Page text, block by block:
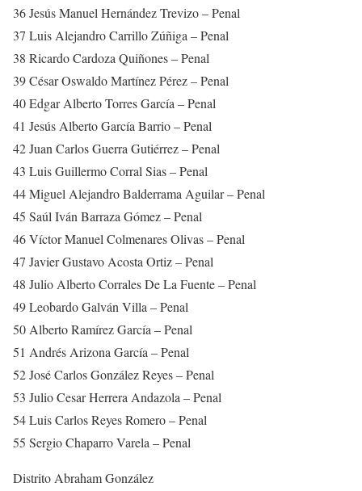
36 Jesús Manuel Hernández Trevizo – Penal
37 Luis Alejandro Carrillo Zúñiga – Penal
38 Ricardo Cardoza Quiñones – Penal
39 César Oswaldo Martínez Pérez – Penal
40 Edgar Alberto Torres García – Penal
41 Jesús Alberto García Barrio – Penal
42 Juan Carlos Guerra Gutiérrez – Penal
43 Luis Guillermo Corral Sias – Penal
44 Miguel Alejandro Balderrama Aguilar – Penal
45 Saúl Iván Barraza Gómez – Penal
46 Víctor Manuel Colmenares Olivas – Penal
47 Javier Gustavo Acosta Ortiz – Penal
48 Julio Alberto Corrales De La Fuente – Penal
49 Leobardo Galván Villa – Penal
50 Alberto Ramírez García – Penal
51 Andrés Arizona García – Penal
52 José Carlos González Reyes – Penal
53 Julio Cesar Herrera Andazola – Penal
54 Luis Carlos Reyes Romero – Penal
55 Sergio Chaparro Varela – Penal
Distrito Abraham González